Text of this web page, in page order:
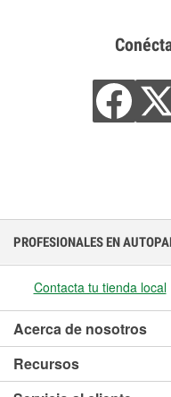
PROFESIONALES EN
Contacta tu tienda local
Acerca de nosotros
Recursos